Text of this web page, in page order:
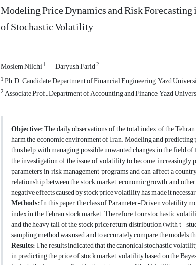
Modeling Price Dynamics and Risk
of Stochastic Volatility
Moslem Nilchi1 Daryush Farid2
1Ph.D. Candidate, Department of Financial Engineering, Yazd
2Associate Prof., Department of Accounting and Finance, Yazd
Objective:The daily observations of the total index of the
harm the economic environment of Iran. Modeling and
thus help with managing possible unwanted changes in the field
the investigation of the issue of volatility to become increasingly
parameters in risk management programs and can affect a
relationship between the stock market, economic growth, and
negative effects caused by stock price volatility has made it
Methods:In this paper, the class of Parameter-Driven volatility
index in the Tehran stock market. Therefore, four stochastic
and the heavy tail of the stock price return distribution (with t-
sampling method was used, and to accurately compare the
Results:The results indicated that the canonical stochastic
in predicting the price of stock market volatility based on the